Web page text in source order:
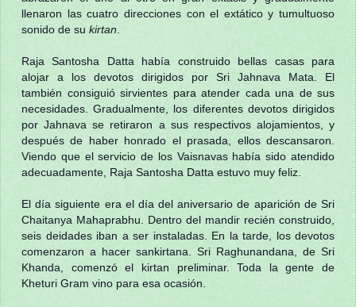
llenaron las cuatro direcciones con el extático y tumultuoso
sonido de su kirtan
Raja Santosha Datta había construido bellas casas para
alojar a los devotos dirigidos por Sri Jahnava Mata. El
también consiguió sirvientes para atender cada una de sus
necesidades. Gradualmente, los diferentes devotos dirigidos
por Jahnava se retiraron a sus respectivos alojamientos, y
después de haber honrado el prasada, ellos descansaron.
Viendo que el servicio de los Vaisnavas había sido atendido
adecuadamente, Raja Santosha Datta estuvo muy feliz.
El día siguiente era el día del aniversario de aparición de Sri
Chaitanya Mahaprabhu. Dentro del mandir recién construido,
seis deidades iban a ser instaladas. En la tarde, los devotos
comenzaron a hacer sankirtana. Sri Raghunandana, de Sri
Khanda, comenzó el kirtan preliminar. Toda la gente de
Kheturi Gram vino para esa ocasión.